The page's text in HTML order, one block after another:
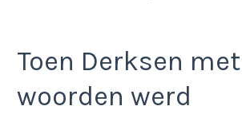
Toen Derksen
woorden werd